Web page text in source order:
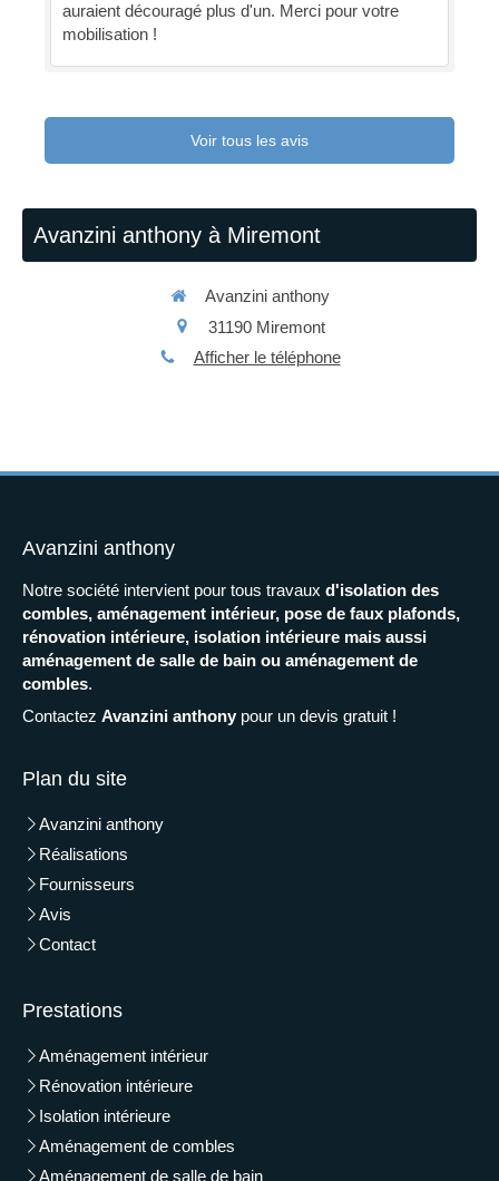
auraient découragé plus d'un. Merci pour votre
mobilisation !
Voir tous les avis
Avanzini anthony à Miremont
Avanzini anthony
31190 Miremont
Afficher le téléphone
Avanzini anthony
Notre société intervient pour tous travaux d'isolation des
combles, aménagement intérieur, pose de faux plafonds,
rénovation intérieure, isolation intérieure mais aussi
aménagement de salle de bain ou aménagement de
combles.
Contactez Avanzini anthony pour un devis gratuit !
Plan du site
Avanzini anthony
Réalisations
Fournisseurs
Avis
Contact
Prestations
Aménagement intérieur
Rénovation intérieure
Isolation intérieure
Aménagement de combles
Aménagement de salle de bain